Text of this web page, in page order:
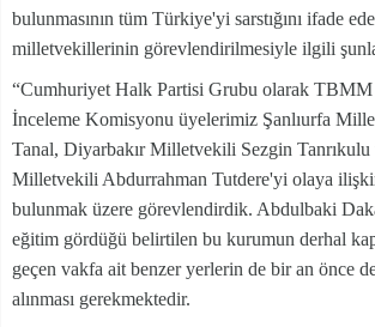
bulunmasının tüm Türkiye'yi sarstığını ifade
milletvekillerinin görevlendirilmesiyle ilgili
“Cumhuriyet Halk Partisi Grubu olarak TBMM
İnceleme Komisyonu üyelerimiz Şanlıurfa
Tanal, Diyarbakır Milletvekili Sezgin Tanrıkulu
Milletvekili Abdurrahman Tutdere'yi olaya
bulunmak üzere görevlendirdik. Abdulbaki
eğitim gördüğü belirtilen bu kurumun derhal
geçen vakfa ait benzer yerlerin de bir an önce
alınması gerekmektedir.